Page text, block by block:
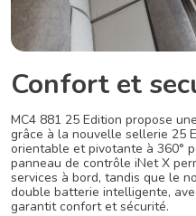
Confort et
MC4 881 25 Edition propose
grâce à la nouvelle sellerie 25
orientable et pivotante à 360°
panneau de contrôle iNet X
services à bord, tandis que le
double batterie intelligente,
garantit confort et sécurité.